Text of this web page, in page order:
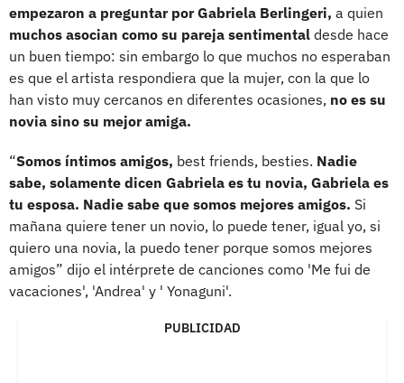
empezaron a preguntar por Gabriela Berlingeri, a quien
muchos asocian como su pareja sentimental desde hace
un buen tiempo: sin embargo lo que muchos no esperaban
es que el artista respondiera que la mujer, con la que lo
han visto muy cercanos en diferentes ocasiones, no es su
novia sino su mejor amiga.
“Somos íntimos amigos, best friends, besties. Nadie
sabe, solamente dicen Gabriela es tu novia, Gabriela es
tu esposa. Nadie sabe que somos mejores amigos. Si
mañana quiere tener un novio, lo puede tener, igual yo, si
quiero una novia, la puedo tener porque somos mejores
amigos” dijo el intérprete de canciones como 'Me fui de
vacaciones', 'Andrea' y ' Yonaguni'.
PUBLICIDAD